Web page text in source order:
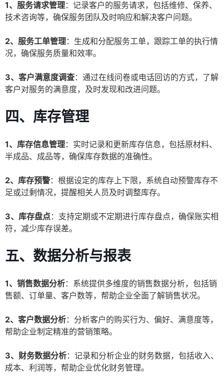
1、服务请求管理：记录客户的服务请求，包括维修、保养、
技术咨询等，确保服务团队及时响应和解决客户问题。
2、服务工单管理：生成和分配服务工单，跟踪工单的执行情
况，确保服务质量和效率。
3、客户满意度调查：通过在线问卷或电话回访的方式，了解
客户对服务的满意度，及时发现和改进问题。
四、库存管理
1、库存信息管理：实时记录和更新库存信息，包括原材料、
半成品、成品等，确保库存数据的准确性。
2、库存预警：根据设定的库存上下限，系统自动预警库存不
足或过剩情况，提醒相关人员及时调整库存。
3、库存盘点：支持定期或不定期进行库存盘点，确保账实相
符，减少库存误差。
五、数据分析与报表
1、销售数据分析：系统提供多维度的销售数据分析，包括销
售额、订单量、客户数等，帮助企业全面了解销售状况。
2、客户数据分析：分析客户的购买行为、偏好、满意度等，
帮助企业制定精准的营销策略。
3、财务数据分析：记录和分析企业的财务数据，包括收入、
成本、利润等，帮助企业优化财务管理。